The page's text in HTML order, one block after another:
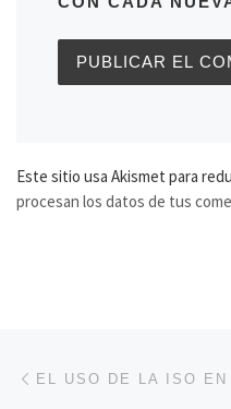
Este sitio usa Akismet para
procesan los datos de tus
Navegación
EL USO DE LA ISO